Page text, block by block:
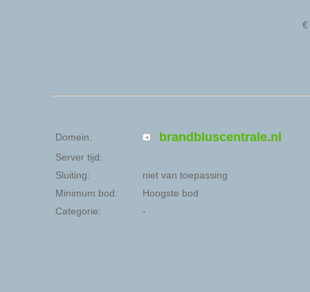
€
Domein: brandbluscentrale.nl
Server tijd:
Sluiting:
niet van toepassing
Minimum bod:
Hoogste bod
Categorie:
-